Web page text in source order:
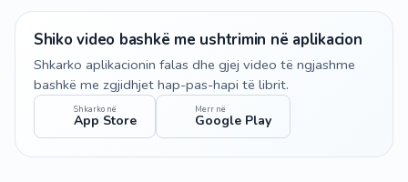
Shiko video bashkë me ushtrimin në aplikacion
Shkarko aplikacionin falas dhe gjej video të ngjashme
bashkë me zgjidhjet hap-pas-hapi të librit.
Shkarko në
App Store
Merr në
Google Play